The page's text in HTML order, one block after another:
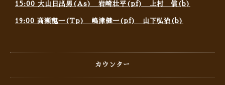
15:00 大山日出男(As) 岩崎壮平(pf) 上村 信(b)
19:00 高瀬龍一(Tp) 嶋津健一(pf) 山下弘治(b)
カウンター